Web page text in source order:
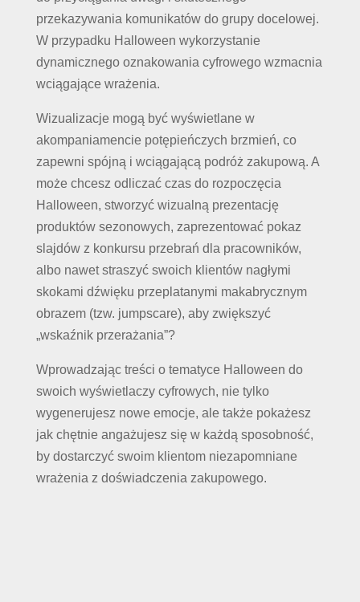
przekazywania komunikatów do grupy docelowej.
W przypadku Halloween wykorzystanie
dynamicznego oznakowania cyfrowego wzmacnia
wciągające wrażenia.
Wizualizacje mogą być wyświetlane w
akompaniamencie potępieńczych brzmień, co
zapewni spójną i wciągającą podróż zakupową. A
może chcesz odliczać czas do rozpoczęcia
Halloween, stworzyć wizualną prezentację
produktów sezonowych, zaprezentować pokaz
slajdów z konkursu przebrań dla pracowników,
albo nawet straszyć swoich klientów nagłymi
skokami dźwięku przeplatanymi makabrycznym
obrazem (tzw. jumpscare), aby zwiększyć
„wskaźnik przerażania”?
Wprowadzając treści o tematyce Halloween do
swoich wyświetlaczy cyfrowych, nie tylko
wygenerujesz nowe emocje, ale także pokażesz
jak chętnie angażujesz się w każdą sposobność,
by dostarczyć swoim klientom niezapomniane
wrażenia z doświadczenia zakupowego.